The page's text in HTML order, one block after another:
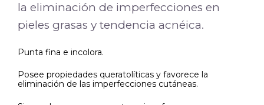
la eliminación de imperfecciones en
pieles grasas y tendencia acnéica.
Punta fina e incolora.
Posee propiedades queratolíticas y favorece la
eliminación de las imperfecciones cutáneas.